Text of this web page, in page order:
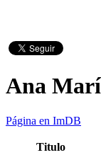
Ana
Página en ImDB
Titulo